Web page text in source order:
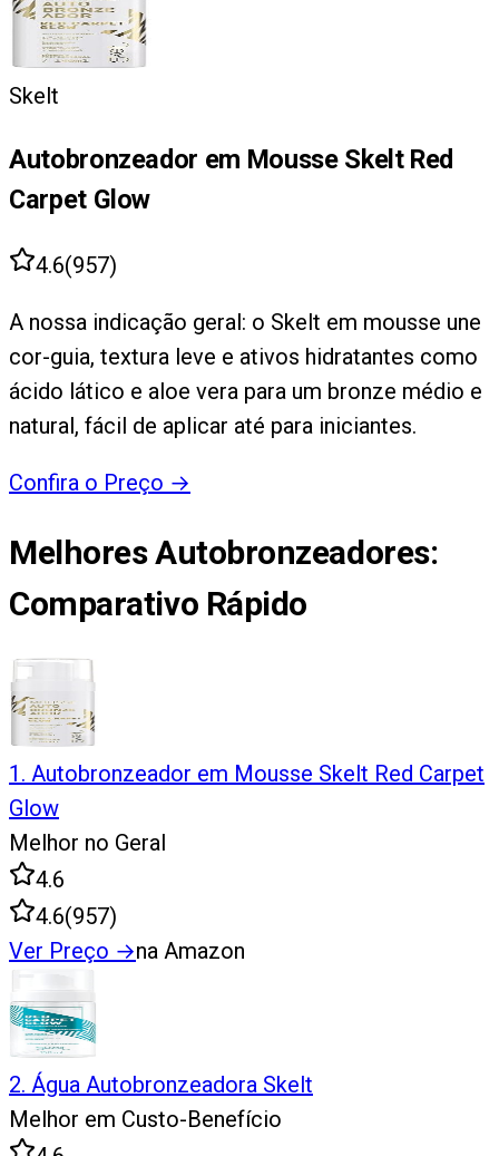
Skelt
Autobronzeador em Mousse Skelt Red
Carpet Glow
4.6(957)
A nossa indicação geral: o Skelt em mousse une
cor-guia, textura leve e ativos hidratantes como
ácido lático e aloe vera para um bronze médio e
natural, fácil de aplicar até para iniciantes.
Confira o Preço →
Melhores Autobronzeadores:
Comparativo Rápido
1 . Autobronzeador em Mousse Skelt Red Carpet
Glow
Melhor no Geral
4.6
4.6(957)
Ver Preço →na Amazon
2. Água Autobronzeadora Skelt
Melhor em Custo-Benefício